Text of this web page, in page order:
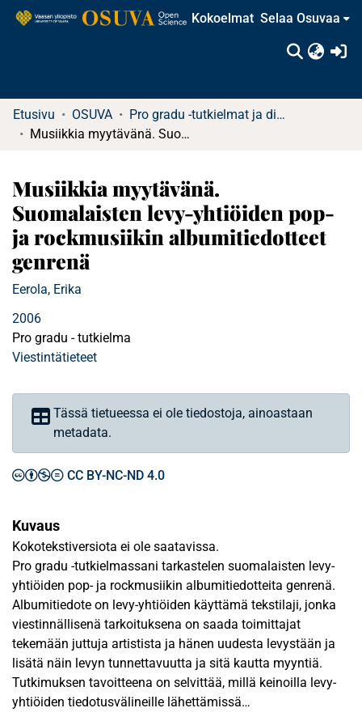
Kokoelmat Selaa Osuvaa
Etusivu OSUVA
Pro gradu -tutkielmat ja diplomityöt
Musiikkia myytävänä. Suomalaisten levy-yhtiöiden pop- ja rockmusiikin albumitiedotteet genrenä
Musiikkia myytävänä.
Suomalaisten levy-yhtiöiden pop-
ja rockmusiikin albumitiedotteet
genrenä
Eerola, Erika
2006
Pro gradu - tutkielma
Viestintätieteet
Tässä tietueessa ei ole tiedostoja, ainoastaan
metadata.
CC BY-NC-ND 4.0
Kuvaus
Kokotekstiversiota ei ole saatavissa.
Pro gradu -tutkielmassani tarkastelen suomalaisten levy-
yhtiöiden pop- ja rockmusiikin albumitiedotteita genrenä.
Albumitiedote on levy-yhtiöiden käyttämä tekstilaji, jonka
viestinnällisenä tarkoituksena on saada toimittajat
tekemään juttuja artistista ja hänen uudesta levystään ja
lisätä näin levyn tunnettavuutta ja sitä kautta myyntiä.
Tutkimuksen tavoitteena on selvittää, millä keinoilla levy-
yhtiöiden tiedotusvälineille lähettämissä